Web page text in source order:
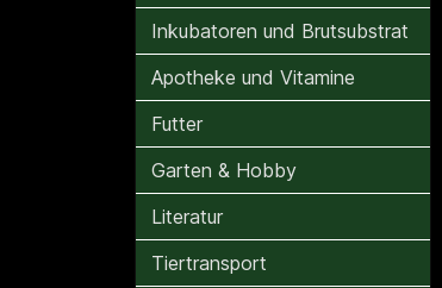
Inkubatoren und Brutsubstrat
Apotheke und Vitamine
Futter
Garten & Hobby
Literatur
Tiertransport